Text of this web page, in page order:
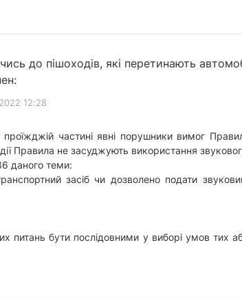
до пішоходів, які перетинають
12:28
частині явні порушники вимог
Правила не засуджують використання
даного теми:
засіб чи дозволено подати
питань бути послідовними у виборі умов тих